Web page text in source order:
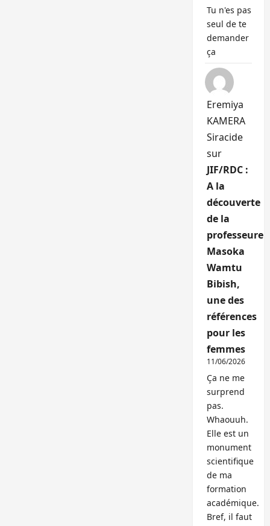
Tu n'es pas
seul de te
demander
ça
Eremiya
KAMERA
Siracide
sur
JIF/RDC :
A la
découverte
de la
professeure
Masoka
Wamtu
Bibish,
une des
références
pour les
femmes
11/06/2026
Ça ne me
surprend
pas.
Whaouuh.
Elle est un
monument
scientifique
de ma
formation
académique.
Bref, il faut